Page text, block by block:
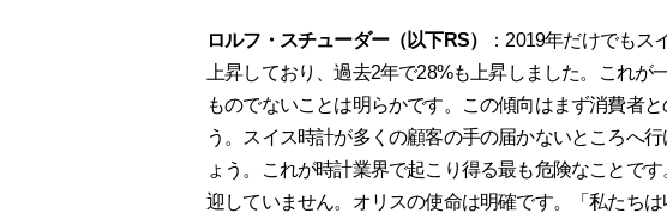
ロルフ・スチューダー（以下RS）
：2019年だけでも
上昇しており、過去2年で28%も上昇しました。これ
ものでないことは明らかです。この傾向はまず消費者
う。スイス時計が多くの顧客の手の届かないところへ
ょう。これが時計業界で起こり得る最も危険なことで
迎していません。オリスの使命は明確です。「私たち